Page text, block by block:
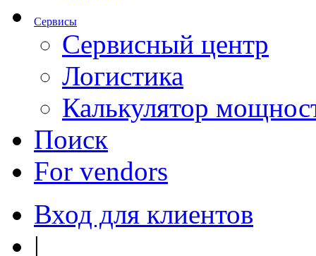
Сервисы
Сервисный центр
Логистика
Калькулятор
Поиск
For vendors
Вход для клиентов
|